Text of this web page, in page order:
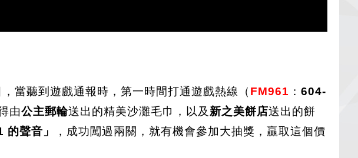
當聽到遊戲通報時，第一時間打通遊戲熱線（ FM961 ： 604-
由公主郵輪送出的精美沙灘毛巾，以及 新之美餅店送出的餅
的聲音」
，成功闖過兩關，就有機會參加大抽獎，贏取這個價